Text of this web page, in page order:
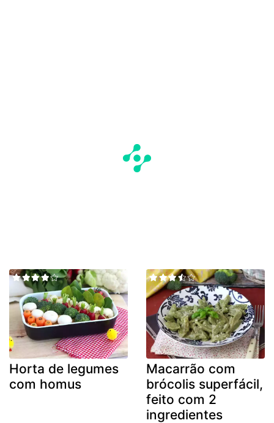
Horta de legumes
com homus
Macarrão com
brócolis superfácil,
feito com 2
ingredientes